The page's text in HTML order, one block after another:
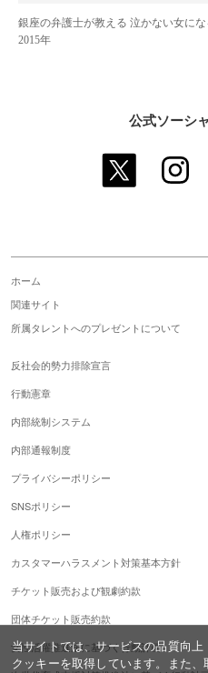
銀座の弁護士が教える 泣かない女にな
2015年
公式ソーシ
twitter
ホーム
関連サイト
所属タレントへのプレゼントについて
反社会的勢力排除宣言
行動憲章
内部統制システム
内部通報制度
プライバシーポリシー
SNSポリシー
人権ポリシー
カスタマーハラスメント対策基本方針
チケット販売および観劇約款
団体チケット販売約款
女性活躍推進法に基づく行動計画
当サイトでは、サービスの品質向
クッキーを取得しています。また